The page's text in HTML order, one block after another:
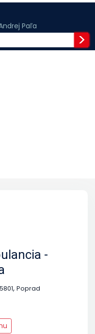
Paľa
-
, Poprad